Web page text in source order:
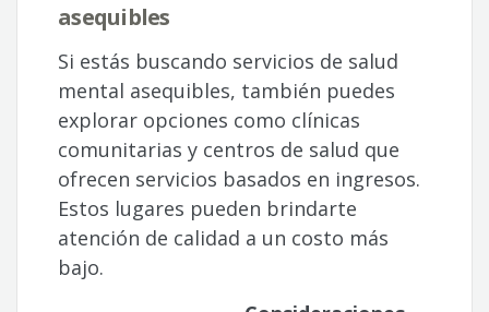
asequibles
Si estás buscando servicios de salud
mental asequibles, también puedes
explorar opciones como clínicas
comunitarias y centros de salud que
ofrecen servicios basados en ingresos.
Estos lugares pueden brindarte
atención de calidad a un costo más
bajo.